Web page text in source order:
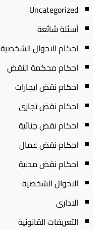
Uncategorized
أسئلة شائعة
احكام الاحوال الشخصية
احكام محكمة النقض
احكام نقض ايجارات
احكام نقض تجارى
احكام نقض جنائية
احكام نقض عمال
احكام نقض مدنية
الاحوال الشخصية
الادارى
التعريفات القانونية